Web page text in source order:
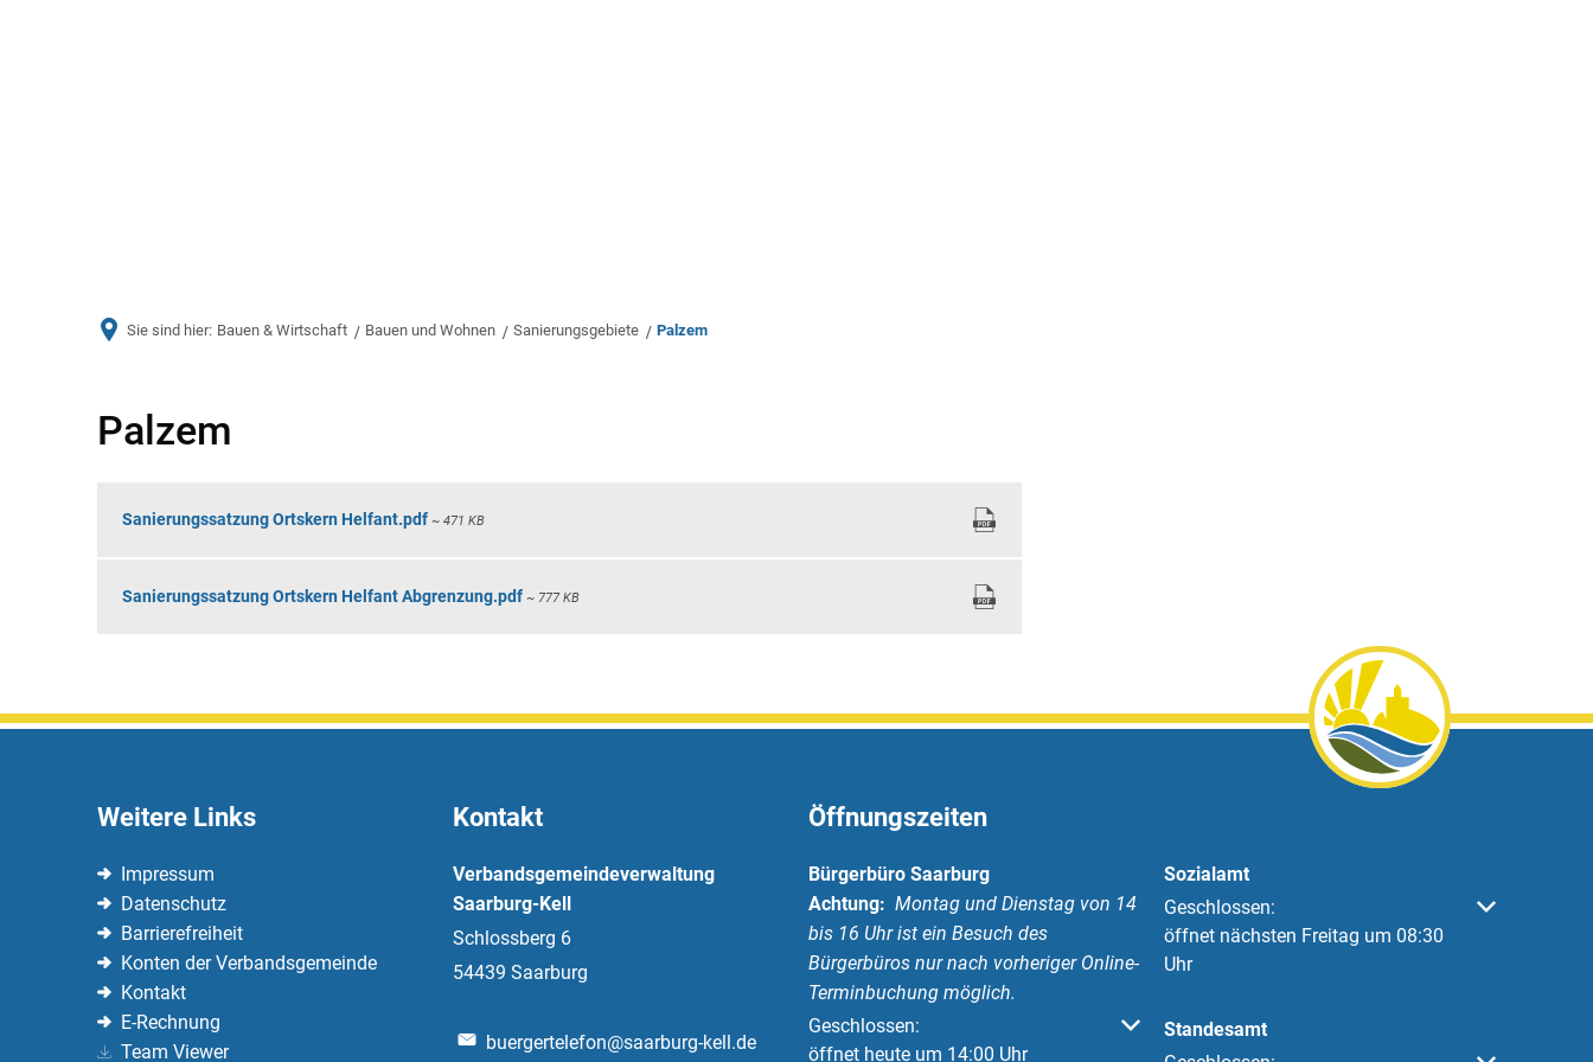
Sie sind hier: Bauen & Wirtschaft Bauen und Wohnen Sanierungsgebiete Palzem
PalzemPalzem
Sanierungssatzung Ortskern Helfant.pdf ~ 471 KB
Sanierungssatzung Ortskern Helfant Abgrenzung.pdf ~ 777 KB
Weitere Links
Impressum
Datenschutz
Barrierefreiheit
Konten der Verbandsgemeinde
Kontakt
E-Rechnung
Team Viewer
Kontakt
Verbandsgemeindeverwaltung
Saarburg-Kell
Schlossberg 6
54439 Saarburg
buergertelefon@saarburg-kell.de
Öffnungszeiten
Bürgerbüro Saarburg
Achtung: Montag und Dienstag von 14
bis 16 Uhr ist ein Besuch des
Bürgerbüros nur nach vorheriger Online-
Terminbuchung möglich.
Klicken, um weitere Öffnungs- oder Schließzeiten auszublenden
Geschlossen:
öffnet heute um 14:00 Uhr
Sozialamt
Klicken, um weitere Öffnungs- oder Schließzeiten
Geschlossen:
öffnet nächsten Freitag um 08:30
Uhr
Standesamt